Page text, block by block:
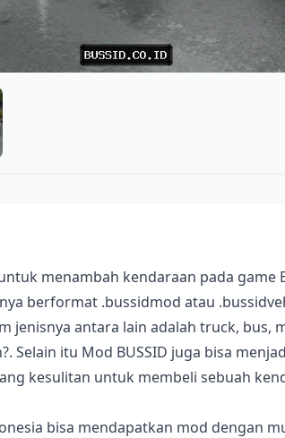
menambah kendaraan pada game
berformat .bussidmod atau
jenisnya antara lain adalah truck, bus,
Selain itu Mod BUSSID juga bisa
kesulitan untuk membeli sebuah
bisa mendapatkan mod dengan